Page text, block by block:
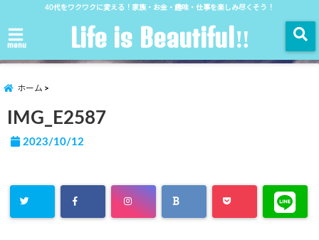
40代をワクワクに変える！家族・お金・趣味・仕事を楽しみ尽くそう！
menu Life is Beautiful‼︎
ホーム
IMG_E2587
2023/10/12